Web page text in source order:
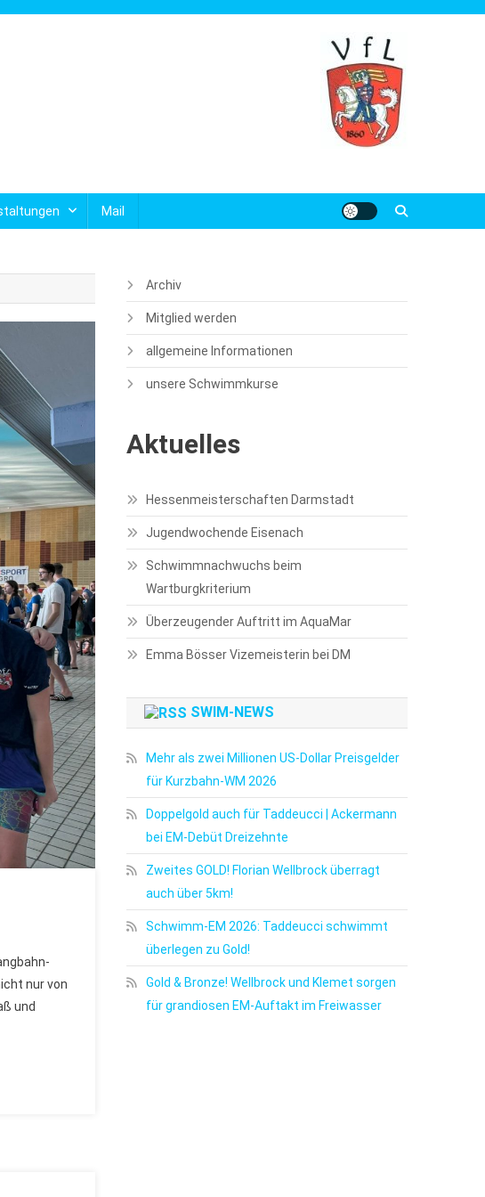
Mail
nur von
und
Archiv
Mitglied werden
allgemeine Informationen
unsere Schwimmkurse
Aktuelles
Hessenmeisterschaften Darmstadt
Jugendwochende Eisenach
Schwimmnachwuchs beim
Wartburgkriterium
Überzeugender Auftritt im AquaMar
Emma Bösser Vizemeisterin bei DM
SWIM-NEWS
Mehr als zwei Millionen US-Dollar Preisgelder
für Kurzbahn-WM 2026
Doppelgold auch für Taddeucci | Ackermann
bei EM-Debüt Dreizehnte
Zweites GOLD! Florian Wellbrock überragt
auch über 5km!
Schwimm-EM 2026: Taddeucci schwimmt
überlegen zu Gold!
Gold & Bronze! Wellbrock und Klemet sorgen
für grandiosen EM-Auftakt im Freiwasser